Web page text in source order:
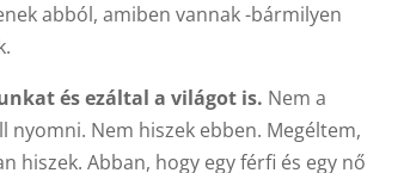
abból, amiben vannak -bármilyen
és ezáltal a világot is. Nem a
Nem hiszek ebben. Megéltem,
hiszek. Abban, hogy egy férfi és egy nő